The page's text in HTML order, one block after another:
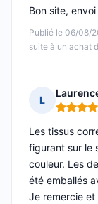
Publié le 06/08/
suite à un achat
Bon site,
L
Note : 5
Les tissus
figurant sur le
couleur. Les
été emballés
Je remercie